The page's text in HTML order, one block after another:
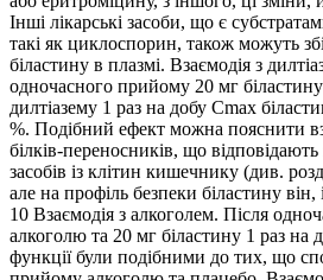
Інші лікарські засоби, що є
такі як циклоспорин, також можуть
біластину в плазмі. Взаємодія з
одночасного прийому 20 мг
дилтіазему 1 раз на добу Cmax
%. Подібний ефект можна пояснити
білків-переносників, що
засобів із клітин кишечнику (див.
але на профіль безпеки біластину
10 Взаємодія з алкоголем. Після
алкоголю та 20 мг біластину 1 раз на
функції були подібними до тих, що